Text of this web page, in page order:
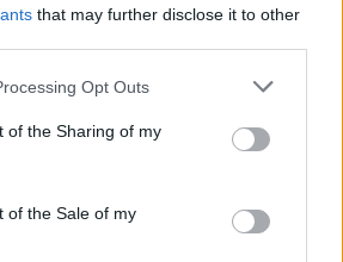
that may further disclose it to other
Opt Outs
of the Sharing of my
of the Sale of my
ιστορία και το
μας
οφέλη από